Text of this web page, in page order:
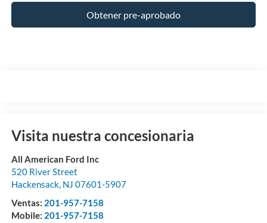
Obtener pre-aprobado
Visita nuestra concesionaria
All American Ford Inc
520 River Street
Hackensack, NJ 07601-5907
Ventas: 201-957-7158
Mobile: 201-957-7158